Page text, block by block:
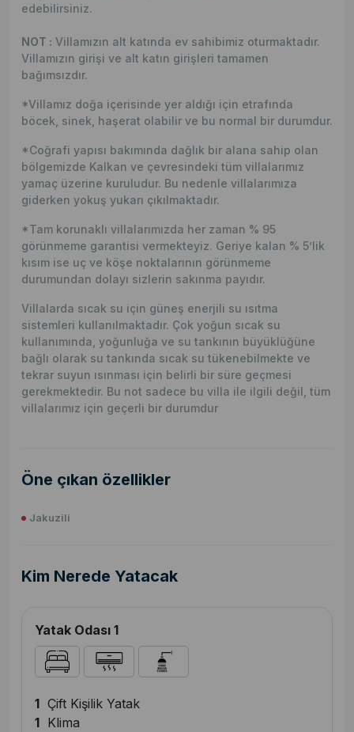
edebilirsiniz.
NOT : Villamızın alt katında ev sahibimiz oturmaktadır.
Villamızın girişi ve alt katın girişleri tamamen
bağımsızdır.
*Villamız doğa içerisinde yer aldığı için etrafında
böcek, sinek, haşerat olabilir ve bu normal bir durumdur.
*Coğrafi yapısı bakımında dağlık bir alana sahip olan
bölgemizde Kalkan ve çevresindeki tüm villalarımız
yamaç üzerine kuruludur. Bu nedenle villalarımıza
giderken yokuş yukarı çıkılmaktadır.
*Tam korunaklı villalarımızda her zaman % 95
görünmeme garantisi vermekteyiz. Geriye kalan % 5’lik
kısım ise uç ve köşe noktalarının görünmeme
durumundan dolayı sizlerin sakınma payıdır.
Villalarda sıcak su için güneş enerjili su ısıtma
sistemleri kullanılmaktadır. Çok yoğun sıcak su
kullanımında, yoğunluğa ve su tankının büyüklüğüne
bağlı olarak su tankında sıcak su tükenebilmekte ve
tekrar suyun ısınması için belirli bir süre geçmesi
gerekmektedir. Bu not sadece bu villa ile ilgili değil, tüm
villalarımız için geçerli bir durumdur
Öne çıkan özellikler
Jakuzili
Kim Nerede Yatacak
Yatak Odası 1
1 Çift Kişilik Yatak
1 Klima